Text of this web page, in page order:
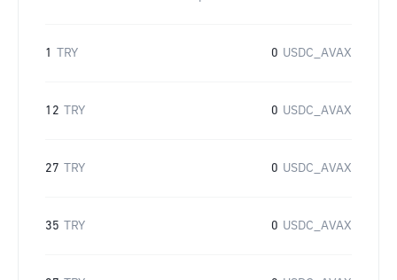
1 TRY 0 USDC_AVAX
12 TRY 0 USDC_AVAX
27 TRY 0 USDC_AVAX
35 TRY 0 USDC_AVAX